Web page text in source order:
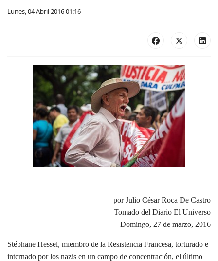
Lunes, 04 Abril 2016 01:16
por Julio César Roca De Castro
Tomado del Diario El Universo
Domingo, 27 de marzo, 2016
Stéphane Hessel, miembro de la Resistencia Francesa, torturado e
internado por los nazis en un campo de concentración, el último